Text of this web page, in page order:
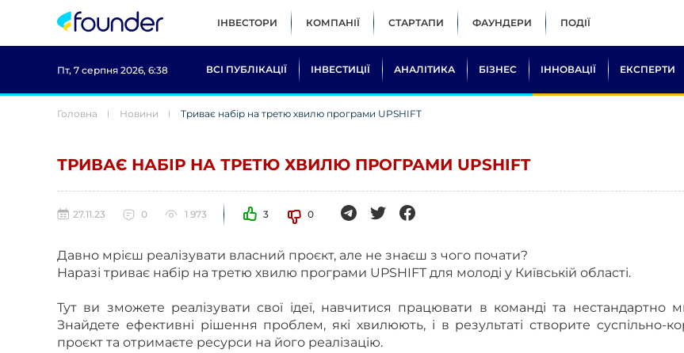
ІНВЕСТОРИ КОМПАНІЇ СТАРТАПИ ФАУНДЕРИ ПОДІЇ
Пт, 7 серпня 2026, 6:38 ВСІ ПУБЛІКАЦІЇ ІНВЕСТИЦІЇ АНАЛІТИКА БІЗНЕС ІННОВАЦІЇ ЕКСПЕРТИ
Головна Новини Триває набір на третю хвилю програми UPSHIFT
ТРИВАЄ НАБІР НА ТРЕТЮ ХВИЛЮ ПРОГРАМИ UPSHIFT
27.11.23 0 1 973 3 0
Давно мрієш реалізувати власний проєкт, але не знаєш з чого почати?
Наразі триває набір на третю хвилю програми UPSHIFT для молоді у Київській області.
Тут ви зможете реалізувати свої ідеї, навчитися працювати в команді та нестандартно
Знайдете ефективні рішення проблем, які хвилюють, і в результаті створите суспільно-
проєкт та отримаєте ресурси на його реалізацію.